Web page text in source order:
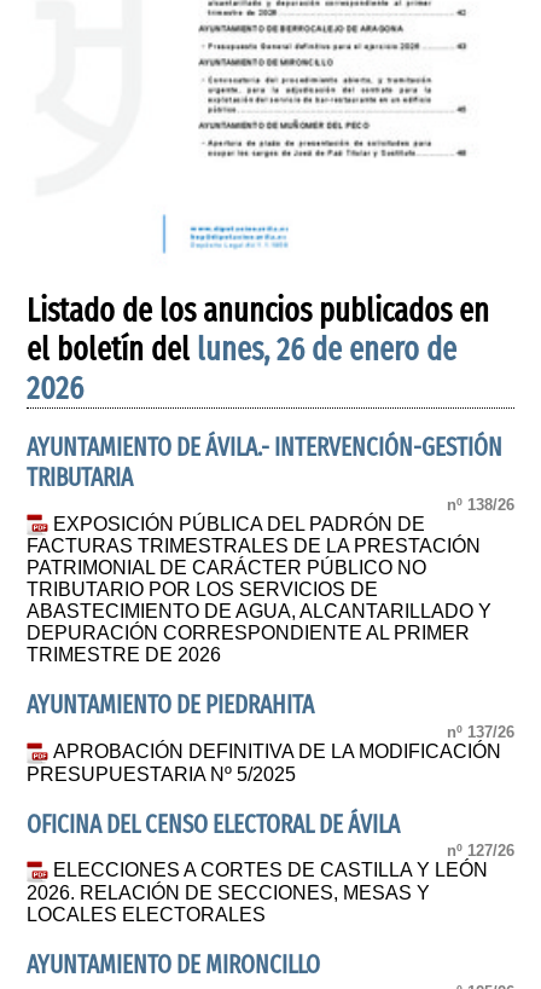
Listado de los anuncios publicados en
el boletín del lunes, 26 de enero de
2026
AYUNTAMIENTO DE ÁVILA.- INTERVENCIÓN-GESTIÓN
TRIBUTARIA
nº 138/26
EXPOSICIÓN PÚBLICA DEL PADRÓN DE
FACTURAS TRIMESTRALES DE LA PRESTACIÓN
PATRIMONIAL DE CARÁCTER PÚBLICO NO
TRIBUTARIO POR LOS SERVICIOS DE
ABASTECIMIENTO DE AGUA, ALCANTARILLADO Y
DEPURACIÓN CORRESPONDIENTE AL PRIMER
TRIMESTRE DE 2026
AYUNTAMIENTO DE PIEDRAHITA
nº 137/26
APROBACIÓN DEFINITIVA DE LA MODIFICACIÓN
PRESUPUESTARIA Nº 5/2025
OFICINA DEL CENSO ELECTORAL DE ÁVILA
nº 127/26
ELECCIONES A CORTES DE CASTILLA Y LEÓN
2026. RELACIÓN DE SECCIONES, MESAS Y
LOCALES ELECTORALES
AYUNTAMIENTO DE MIRONCILLO